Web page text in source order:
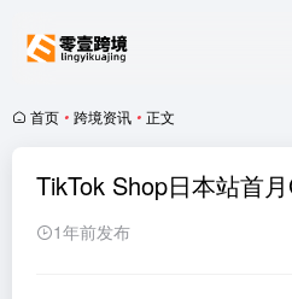
首页 • 跨境资讯 • 正文
TikTok Shop日本站首
1年前发布